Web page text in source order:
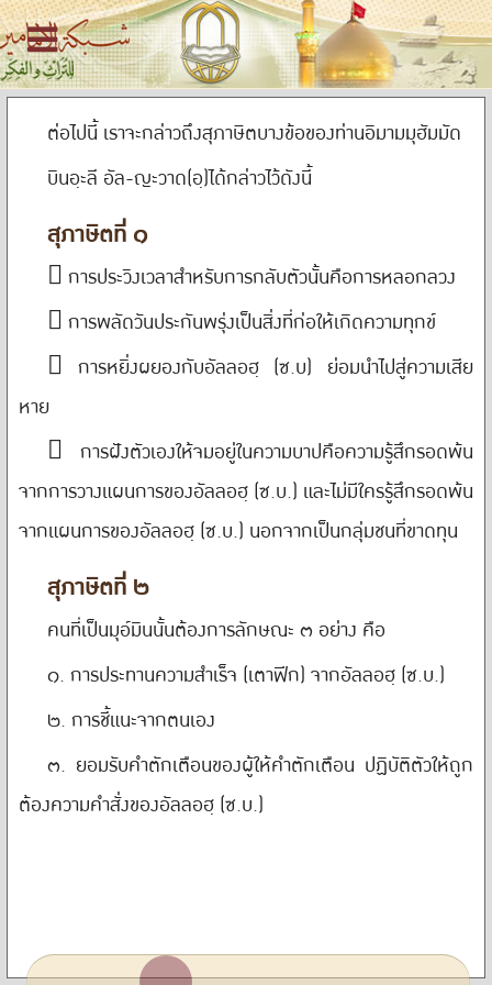
ต่อไปนี้ เราจะกล่าวถึงสุภาษิตบางข้อของท่านอิมามมุฮัมมัด
บินอฺะลี อัล-ญะวาด(อฺ)ได้กล่าวไว้ดังนี้
สุภาษิตที่ ๑
􀂙 การประวิงเวลาสำหรับการกลับตัวนั้นคือการหลอกลวง
􀂙 การพลัดวันประกันพรุ่งเป็นสิ่งที่ก่อให้เกิดความทุกข์
􀂙 การหยิ่งผยองกับอัลลอฮฺ (ซ.บ) ย่อมนำไปสู่ความเสีย
หาย
􀂙 การฝังตัวเองให้จมอยู่ในความบาปคือความรู้สึกรอดพ้น
จากการวางแผนการของอัลลอฮฺ (ซ.บ.) และไม่มีใครรู้สึกรอดพ้น
จากแผนการของอัลลอฮฺ (ซ.บ.) นอกจากเป็นกลุ่มชนที่ขาดทุน
สุภาษิตที่ ๒
คนที่เป็นมุอ์มินนั้นต้องการลักษณะ ๓ อย่าง คือ
๑. การประทานความสำเร็จ (เตาฟีก) จากอัลลอฮฺ (ซ.บ.)
๒. การชี้แนะจากตนเอง
๓. ยอมรับคำตักเตือนของผู้ให้คำตักเตือน ปฏิบัติตัวให้ถูก
ต้องความคำสั่งของอัลลอฮฺ (ซ.บ.)